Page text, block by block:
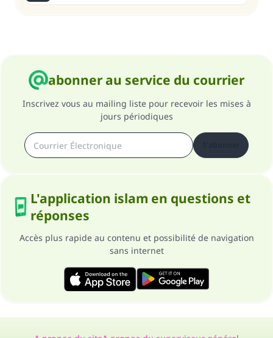
abonner au service du courrier
Inscrivez vous au mailing liste pour recevoir les mises à
jours périodiques
L'application islam en questions et
réponses
Accès plus rapide au contenu et possibilité de navigation
sans internet